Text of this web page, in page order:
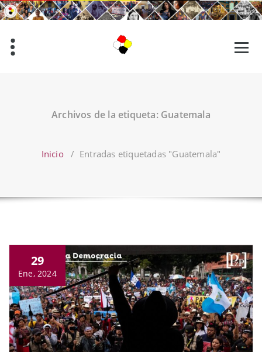
Saltar
al
Archivos de la etiqueta: Guatemala
Inicio/ Entradas etiquetadas "Guatemala"
29
Ene, 2024